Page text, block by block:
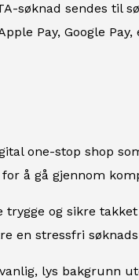
søknad sendes til
Pay, Google
one-stop shop
å gå gjennom
trygge og sikre
en stressfri
lys bakgrunn